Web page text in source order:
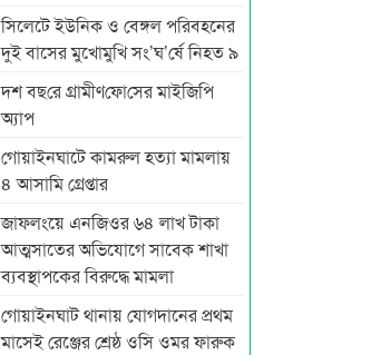
সিলেটে ইউনিক ও বেঙ্গল পরিবহনের
দুই বাসের মুখোমুখি সং’ঘ’র্ষে নিহত ৯
দশ বছ‌রে গ্রামীণ‌ফো‌সের মাইজিপি
অ্যাপ
গোয়াইনঘাটে কামরুল হত্যা মামলায়
৪ আসামি গ্রেপ্তার
জাফলংয়ে এনজিওর ৬৪ লাখ টাকা
আত্মসাতের অভিযোগে সাবেক শাখা
ব্যবস্থাপকের বিরুদ্ধে মামলা
গোয়াইনঘাট থানায় যোগদানের প্রথম
মাসেই রেঞ্জের শ্রেষ্ঠ ওসি ওমর ফারুক